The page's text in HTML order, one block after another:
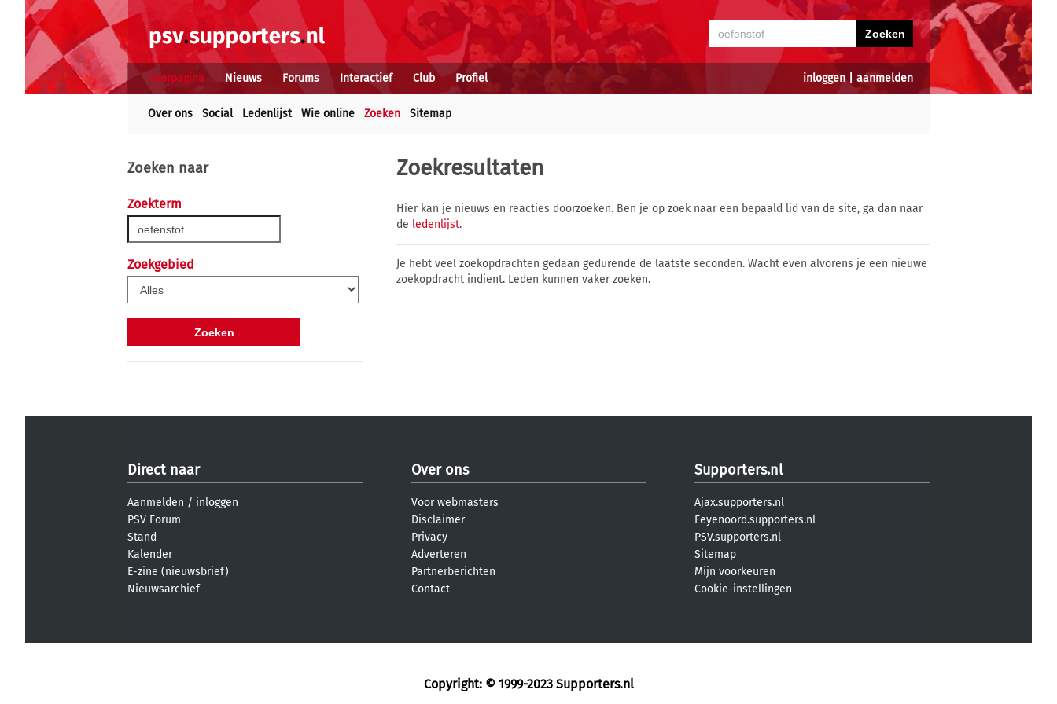
inloggen| aanmelden
Voorpagina Nieuws Forums Interactief Club Profiel
Over ons Social Ledenlijst Wie online Zoeken Sitemap
Zoeken naar
Zoekterm
Zoekgebied
Zoekresultaten
Hier kan je nieuws en reacties doorzoeken. Ben je op zoek naar een bepaald lid van de site, ga dan naar
de ledenlijst.
Je hebt veel zoekopdrachten gedaan gedurende de laatste seconden. Wacht even alvorens je een nieuwe
zoekopdracht indient. Leden kunnen vaker zoeken.
Direct naar
Aanmelden / inloggen
PSV Forum
Stand
Kalender
E-zine (nieuwsbrief)
Nieuwsarchief
Over ons
Voor webmasters
Disclaimer
Privacy
Adverteren
Partnerberichten
Contact
Supporters.nl
Ajax.supporters.nl
Feyenoord.supporters.nl
PSV.supporters.nl
Sitemap
Mijn voorkeuren
Cookie-instellingen
Copyright: © 1999-2023 Supporters.nl